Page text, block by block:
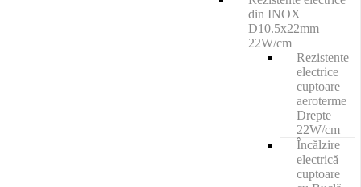
din INOX
D10.5x22mm
22W/cm
Rezistente
electrice
cuptoare
aeroterme
Drepte
22W/cm
Încălzire
electrică
cuptoare